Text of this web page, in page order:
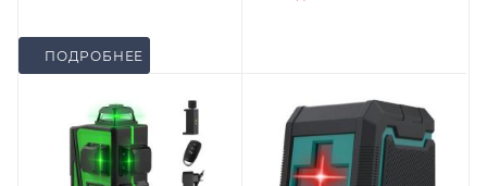
ПОДРОБНЕЕ